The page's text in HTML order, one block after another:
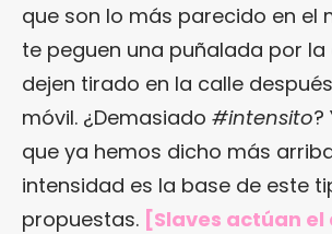
que son lo más parecido en el
te peguen una puñalada por
dejen tirado en la calle
móvil. ¿Demasiado #intensito?
que ya hemos dicho más
intensidad es la base de este
propuestas. [Slaves actúan el